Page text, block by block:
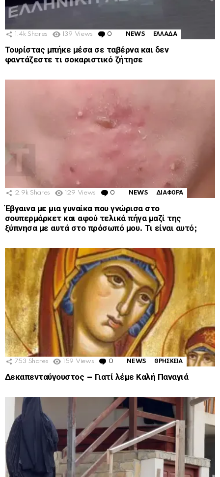
1.4k Shares 139 Views 0 Comments
NEWS ΕΛΛΑΔΑ
Τουρίστας μπήκε μέσα σε ταβέρνα και δεν
φαντάζεστε τι σοκαριστικό ζήτησε
2.9k Shares 129 Views 0 Comments
NEWS ΔΙΑΦΟΡΑ
Έβγαινα με μια γυναίκα που γνώρισα στο
σουπερμάρκετ και αφού τελικά πήγα μαζί της
ξύπνησα με αυτά στο πρόσωπό μου. Τι είναι αυτό;
753 Shares 159 Views 0 Comments
NEWS ΘΡΗΣΚΕΙΑ
Δεκαπενταύγουστος – Γιατί λέμε Καλή Παναγιά